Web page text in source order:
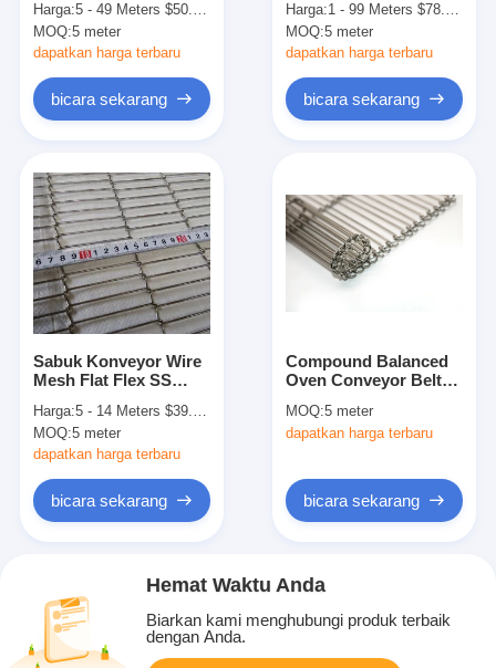
Harga:5 - 49 Meters $50.00， 50 - 199 Meters $40.00， 200 - 499 Meters $30.00， >=500 Meters $20.00
MOQ:5 meter
dapatkan harga terbaru
bicara sekarang
Belts Untuk Kue
Biskuit
Harga:1 - 99 Meters $78.60， 100 - 499 Meters $75.80， >=500 Meters $72.50
MOQ:5 meter
dapatkan harga terbaru
bicara sekarang
Sabuk Konveyor Wire
Mesh Flat Flex SS
Pengolahan Makanan
Harga:5 - 14 Meters $39.50， 15 - 29 Meters $36.50， 30 - 99 Meters $28.60， >=100 Meters $23.80
MOQ:5 meter
dapatkan harga terbaru
bicara sekarang
Compound Balanced
Oven Conveyor Belt
MOQ:5 meter
dapatkan harga terbaru
bicara sekarang
Hemat Waktu Anda
Biarkan kami menghubungi produk terbaik
dengan Anda.